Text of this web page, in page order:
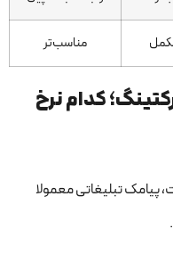
مناسب‌تر
کدام نرخ
پیامک تبلیغاتی معمولا